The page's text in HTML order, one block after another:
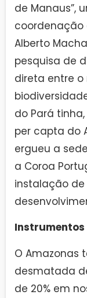
de Manaus”,
coordenação
Alberto
pesquisa de
direta entre o
do Pará
per capta do
ergueu a
a Coroa
instalação
O Amazonas
desmatada
de 20% em